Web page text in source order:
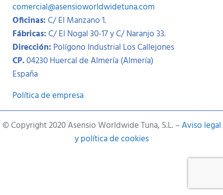
comercial@asensioworldwidetuna.com
Oficinas:C/ El Manzano 1.
Fábricas:C/ El Nogal 30-17 y C/ Naranjo 33.
Dirección: Polígono Industrial Los Callejones
CP.04230 Huercal de Almería (Almería)
España
Política de empresa
© Copyright 2020 Asensio Worldwide Tuna, S.L. –Aviso legal
y política de cookies